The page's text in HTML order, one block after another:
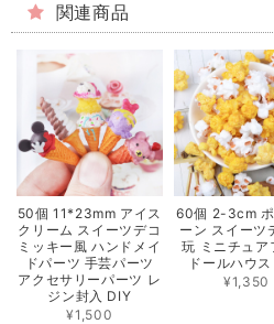
関連商品
50個 11*23mm アイス
クリーム スイーツデコ
ミッキー風 ハンドメイ
ドパーツ 手芸パーツ
アクセサリーパーツ レ
ジン封入 DIY
¥1,500
60個 2-3cm ポ
ーン スイーツ
玩 ミニチュア
ドールハウ
¥1,350